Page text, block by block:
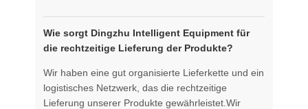
Wie sorgt Dingzhu Intelligent Equipment für
die rechtzeitige Lieferung der Produkte?
Wir haben eine gut organisierte Lieferkette und ein
logistisches Netzwerk, das die rechtzeitige
Lieferung unserer Produkte gewährleistet.Wir